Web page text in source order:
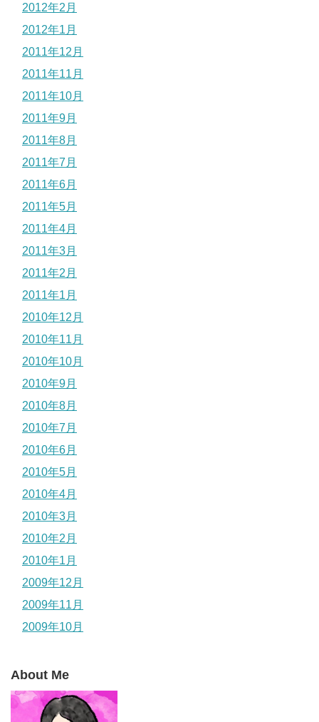
2012年2月
2012年1月
2011年12月
2011年11月
2011年10月
2011年9月
2011年8月
2011年7月
2011年6月
2011年5月
2011年4月
2011年3月
2011年2月
2011年1月
2010年12月
2010年11月
2010年10月
2010年9月
2010年8月
2010年7月
2010年6月
2010年5月
2010年4月
2010年3月
2010年2月
2010年1月
2009年12月
2009年11月
2009年10月
About Me